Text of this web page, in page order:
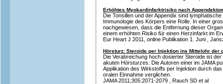
Erhöhtes Myokardinfarktrisiko nach
Die Tonsillen und der Appendix sind
Immunologie des Körpers eine Rolle. In einer
nachgewiesen, dass die Entfernung dieser
einem erhöhten Risiko für einen Herzinfarkt im
Eur Heart J 2011, online Publikation 1. Juni ,
Hörsturz: Steroide per Injektion ins Mittelohr der
Die Verabreichung hoch dosierter Steroide ist
akuten Hörsturzes. Die Autoren einer im JAMA
Applikation des Wirkstoffs per Injektion durch
oralen Einnahme verglichen.
JAMA 2011;305:2071-2079 , Rauch SD et al